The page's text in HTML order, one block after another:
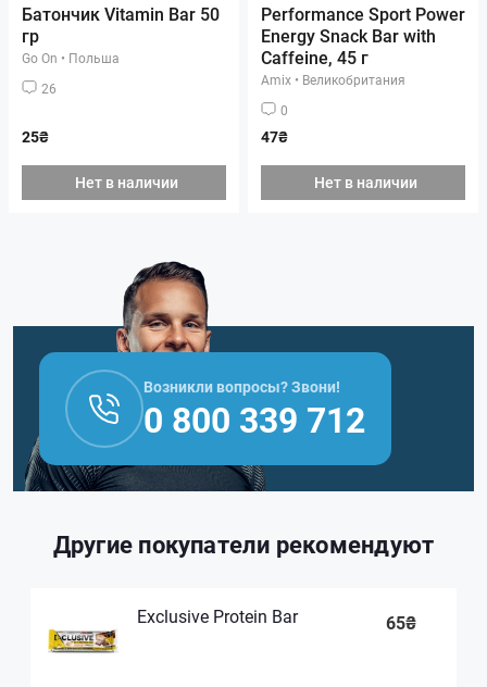
Батончик Vitamin Bar 50
гр
Go On • Польша
26
25₴
Нет в наличии
Performance Sport Power
Energy Snack Bar with
Caffeine, 45 г
Amix • Великобритания
0
47₴
Нет в наличии
Возникли вопросы? Звони!
0 800 339 712
Другие покупатели рекомендуют
Exclusive Protein Bar 65₴